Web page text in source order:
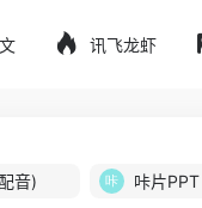
讯飞龙虾
音)
咔片PPT